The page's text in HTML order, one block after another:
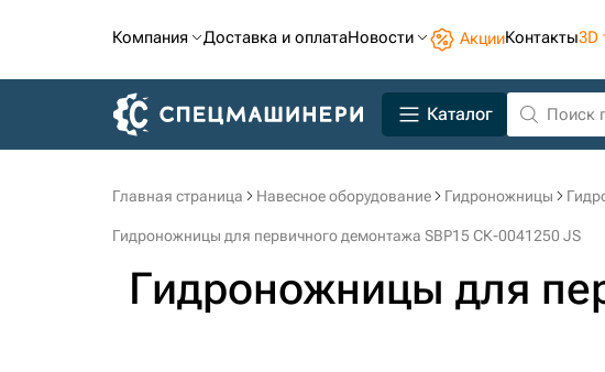
Компания Доставка и оплатаНовости АкцииКонтакты3D
Каталог
Главная страница Навесное оборудование Гидроножницы
Гидроножницы для первичного демонтажа SBP15 СК-0041250 JS
Гидроножницы для